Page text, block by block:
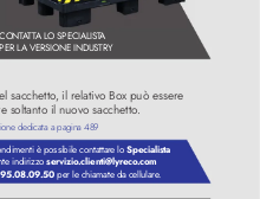
dedicata a pagina 489
è possibile contattare lo Specialista
indirizzo servizio.clienti@lyreco.com
.09.50 per le chiamate da cellulare.
sacchetto, il relativo Box può essere
soltanto il nuovo sacchetto.
CONTATTA LO SPECIALISTA
PER LA VERSIONE INDUSTRY